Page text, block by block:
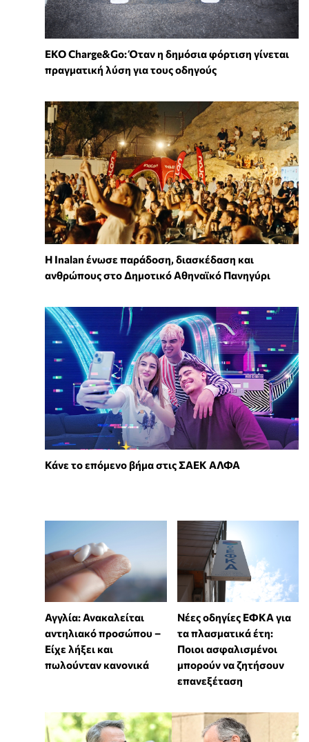
EKO Charge&Go: Όταν η δημόσια φόρτιση γίνεται
πραγματική λύση για τους οδηγούς
Η Inalan ένωσε παράδοση, διασκέδαση και
ανθρώπους στο Δημοτικό Αθηναϊκό Πανηγύρι
Κάνε το επόμενο βήμα στις ΣΑΕΚ ΑΛΦΑ
Αγγλία: Ανακαλείται
αντηλιακό προσώπου –
Είχε λήξει και
πωλούνταν κανονικά
Νέες οδηγίες ΕΦΚΑ για
τα πλασματικά έτη:
Ποιοι ασφαλισμένοι
μπορούν να ζητήσουν
επανεξέταση